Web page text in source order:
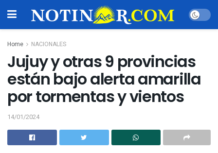
Home NACIONALES
Jujuy y otras 9 provincias
están bajo alerta amarilla
por tormentas y vientos
14/01/2024